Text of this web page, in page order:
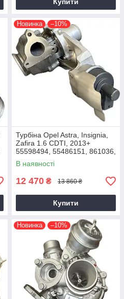
Новинка –10%
Турбіна Opel Astra, Insignia,
Zafira 1.6 CDTI, 2013+
55598494, 55486151, 861036,
54389700021, 54389700003
В наявності
12 470 ₴ 13 860 ₴
Купити
Новинка –10%